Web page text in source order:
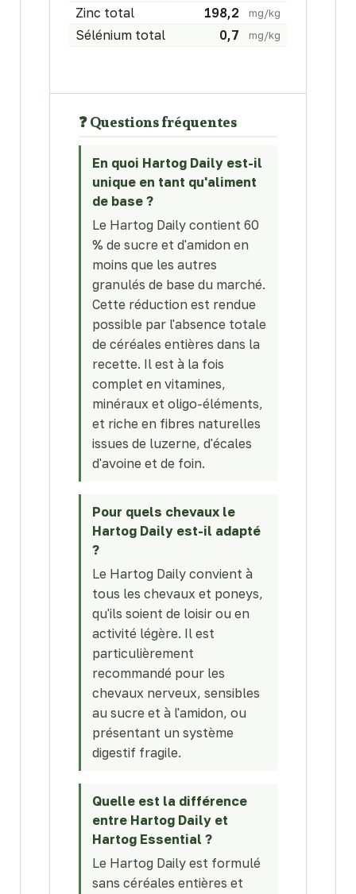
Zinc total 198,2 mg/kg
Sélénium total 0,7 mg/kg
❓ Questions fréquentes
En quoi Hartog Daily est-il
unique en tant qu'aliment
de base ?
Le Hartog Daily contient 60
% de sucre et d'amidon en
moins que les autres
granulés de base du marché.
Cette réduction est rendue
possible par l'absence totale
de céréales entières dans la
recette. Il est à la fois
complet en vitamines,
minéraux et oligo-éléments,
et riche en fibres naturelles
issues de luzerne, d'écales
d'avoine et de foin.
Pour quels chevaux le
Hartog Daily est-il adapté
?
Le Hartog Daily convient à
tous les chevaux et poneys,
qu'ils soient de loisir ou en
activité légère. Il est
particulièrement
recommandé pour les
chevaux nerveux, sensibles
au sucre et à l'amidon, ou
présentant un système
digestif fragile.
Quelle est la différence
entre Hartog Daily et
Hartog Essential ?
Le Hartog Daily est formulé
sans céréales entières et